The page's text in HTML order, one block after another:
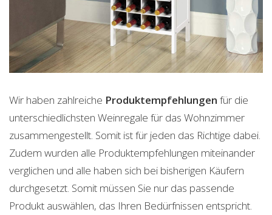
Wir haben zahlreiche Produktempfehlungen für die
unterschiedlichsten Weinregale für das Wohnzimmer
zusammengestellt. Somit ist für jeden das Richtige dabei.
Zudem wurden alle Produktempfehlungen miteinander
verglichen und alle haben sich bei bisherigen Käufern
durchgesetzt. Somit müssen Sie nur das passende
Produkt auswählen, das Ihren Bedürfnissen entspricht.